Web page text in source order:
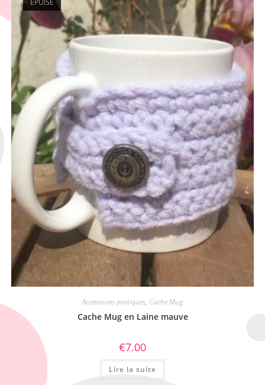
Accessoires pratiques, Cache Mug
Cache Mug en Laine mauve
€7.00
Lire la suite